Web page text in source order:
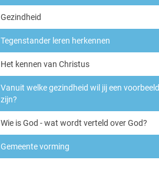
Gezindheid
Tegenstander leren herkennen
Het kennen van Christus
Vanuit welke gezindheid wil jij een voorbeeld
zijn?
Wie is God - wat wordt verteld over God?
Gemeente vorming